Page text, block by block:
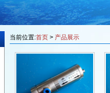
当前位置:首页 > 产品展示